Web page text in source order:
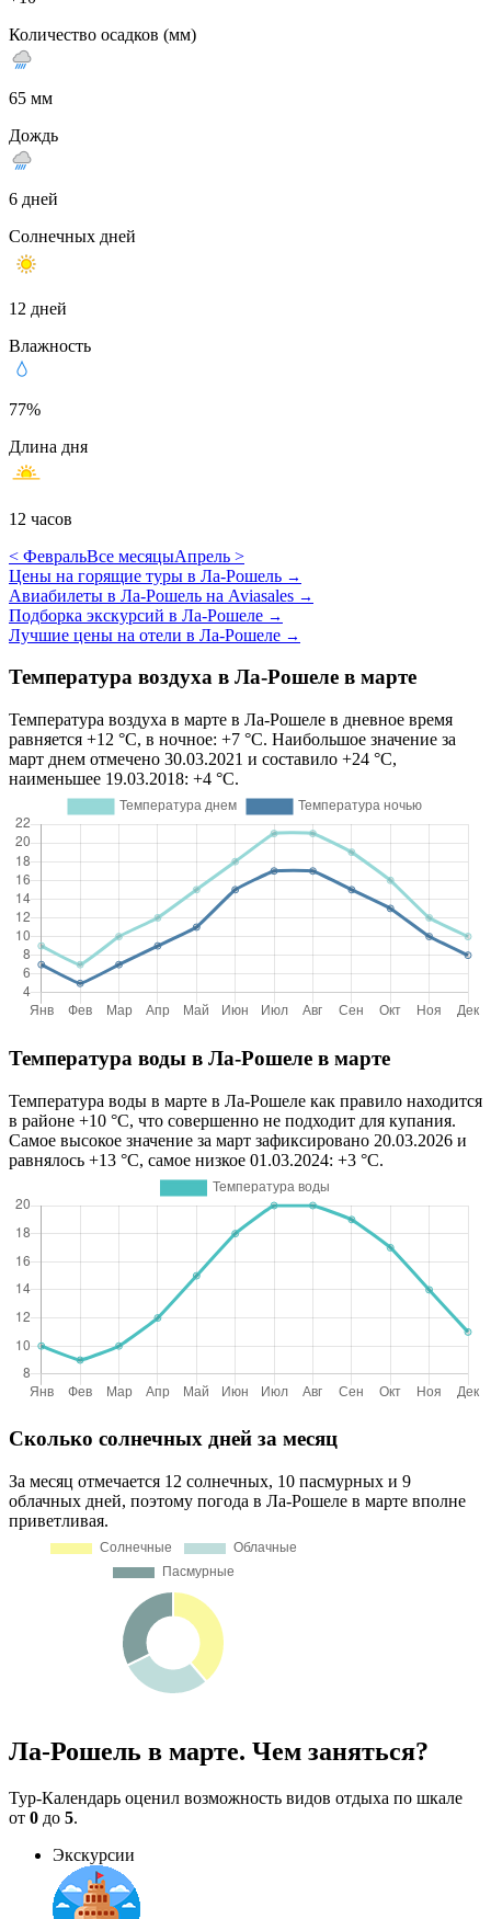
Количество осадков (мм)
65 мм
Дождь
6 дней
Солнечных дней
12 дней
Влажность
77%
Длина дня
12 часов
< ФевральВсе месяцыАпрель >
Цены на горящие туры в Ла-Рошель →
Авиабилеты в Ла-Рошель на Aviasales →
Подборка экскурсий в Ла-Рошеле →
Лучшие цены на отели в Ла-Рошеле →
Температура воздуха в Ла-Рошеле в марте
Температура воздуха в марте в Ла-Рошеле в дневное время
равняется +12 °C, в ночное: +7 °C. Наибольшое значение за
март днем отмечено 30.03.2021 и составило +24 °C,
наименьшее 19.03.2018: +4 °C.
Температура воды в Ла-Рошеле в марте
Температура воды в марте в Ла-Рошеле как правило находится
в районе +10 °C, что совершенно не подходит для купания.
Самое высокое значение за март зафиксировано 20.03.2026 и
равнялось +13 °C, самое низкое 01.03.2024: +3 °C.
Сколько солнечных дней за месяц
За месяц отмечается 12 солнечных, 10 пасмурных и 9
облачных дней, поэтому погода в Ла-Рошеле в марте вполне
приветливая.
Ла-Рошель в марте. Чем заняться?
Тур-Календарь оценил возможность видов отдыха по шкале
от 0 до 5.
Экскурсии